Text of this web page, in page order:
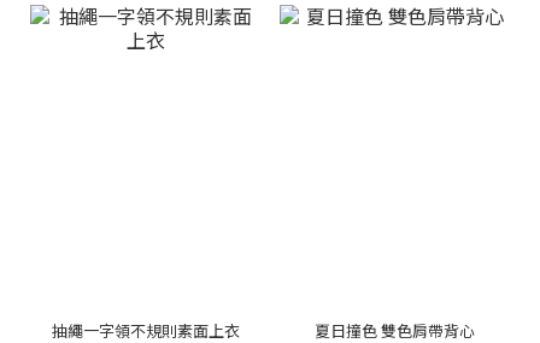
抽繩一字領不規則素面上衣 夏日撞色 雙色肩帶背心